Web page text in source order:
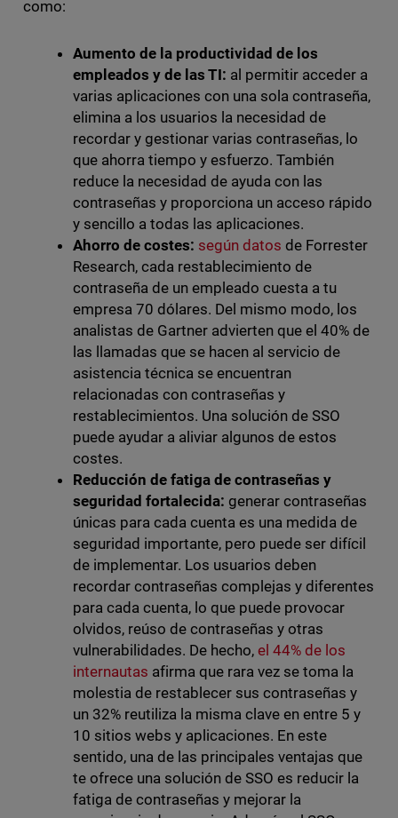
como:
Aumento de la productividad de los
empleados y de las TI: al permitir acceder a
varias aplicaciones con una sola contraseña,
elimina a los usuarios la necesidad de
recordar y gestionar varias contraseñas, lo
que ahorra tiempo y esfuerzo. También
reduce la necesidad de ayuda con las
contraseñas y proporciona un acceso rápido
y sencillo a todas las aplicaciones.
Ahorro de costes: según datos de Forrester
Research, cada restablecimiento de
contraseña de un empleado cuesta a tu
empresa 70 dólares. Del mismo modo, los
analistas de Gartner advierten que el 40% de
las llamadas que se hacen al servicio de
asistencia técnica se encuentran
relacionadas con contraseñas y
restablecimientos. Una solución de SSO
puede ayudar a aliviar algunos de estos
costes.
Reducción de fatiga de contraseñas y
seguridad fortalecida: generar contraseñas
únicas para cada cuenta es una medida de
seguridad importante, pero puede ser difícil
de implementar. Los usuarios deben
recordar contraseñas complejas y diferentes
para cada cuenta, lo que puede provocar
olvidos, reúso de contraseñas y otras
vulnerabilidades. De hecho, el 44% de los
internautas afirma que rara vez se toma la
molestia de restablecer sus contraseñas y
un 32% reutiliza la misma clave en entre 5 y
10 sitios webs y aplicaciones. En este
sentido, una de las principales ventajas que
te ofrece una solución de SSO es reducir la
fatiga de contraseñas y mejorar la